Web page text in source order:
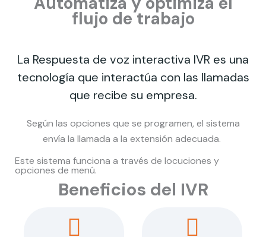
flujo de trabajo
La Respuesta de voz interactiva IVR es una
tecnología que interactúa con las llamadas
que recibe su empresa.
Según las opciones que se programen, el sistema
envía la llamada a la extensión adecuada.
Este sistema funciona a través de locuciones y
opciones de menú.
Beneficios del IVR